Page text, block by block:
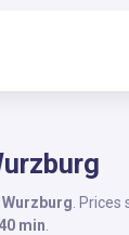
Wurzburg .
min